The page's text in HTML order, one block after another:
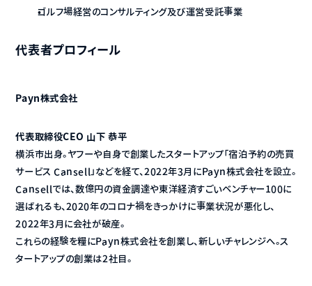
ゴルフ場経営のコンサルティング及び運営受託事業
代表者プロフィール
Payn株式会社
代表取締役CEO 山下 恭平
横浜市出身。ヤフーや自身で創業したスタートアップ「宿泊予約の売買
サービス Cansell」などを経て、2022年3月にPayn株式会社を設立。
Cansellでは、数億円の資金調達や東洋経済すごいベンチャー100に
選ばれるも、2020年のコロナ禍をきっかけに事業状況が悪化し、
2022年3月に会社が破産。
これらの経験を糧にPayn株式会社を創業し、新しいチャレンジへ。ス
タートアップの創業は2社目。